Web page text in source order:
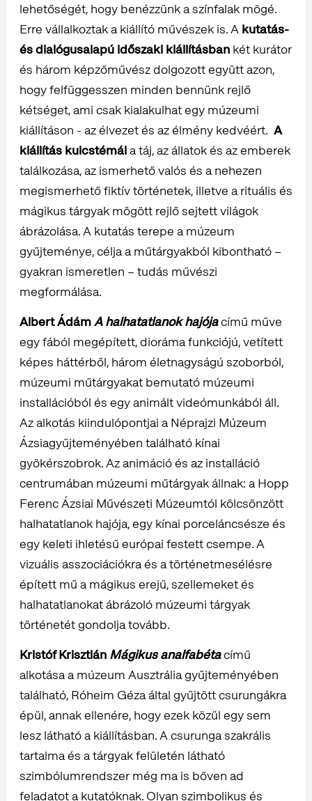
lehetőségét, hogy benézzünk a színfalak mögé.
Erre vállalkoztak a kiállító művészek is. A kutatás-
és dialógusalapú időszaki kiállításban két kurátor
és három képzőművész dolgozott együtt azon,
hogy felfüggesszen minden bennünk rejlő
kétséget, ami csak kialakulhat egy múzeumi
kiállításon - az élvezet és az élmény kedvéért. A
kiállítás kulcstémáia táj, az állatok és az emberek
találkozása, az ismerhető valós és a nehezen
megismerhető fiktív történetek, illetve a rituális és
mágikus tárgyak mögött rejlő sejtett világok
ábrázolása. A kutatás terepe a múzeum
gyűjteménye, célja a műtárgyakból kibontható –
gyakran ismeretlen – tudás művészi
megformálása.
Albert ÁdámA halhatatlanok hajójacímű műve
egy fából megépített, dioráma funkciójú, vetített
képes háttérből, három életnagyságú szoborból,
múzeumi műtárgyakat bemutató múzeumi
installációból és egy animált videómunkából áll.
Az alkotás kiindulópontjai a Néprajzi Múzeum
Ázsiagyűjteményében található kínai
gyökérszobrok. Az animáció és az installáció
centrumában múzeumi műtárgyak állnak: a Hopp
Ferenc Ázsiai Művészeti Múzeumtól kölcsönzött
halhatatlanok hajója, egy kínai porceláncsésze és
egy keleti ihletésű európai festett csempe. A
vizuális asszociációkra és a történetmesélésre
épített mű a mágikus erejű, szellemeket és
halhatatlanokat ábrázoló múzeumi tárgyak
történetét gondolja tovább.
Kristóf Krisztián Mágikus analfabétacímű
alkotása a múzeum Ausztrália gyűjteményében
található, Róheim Géza által gyűjtött csurungákra
épül, annak ellenére, hogy ezek közül egy sem
lesz látható a kiállításban. A csurunga szakrális
tartalma és a tárgyak felületén látható
szimbólumrendszer még ma is bőven ad
feladatot a kutatóknak. Olyan szimbolikus és